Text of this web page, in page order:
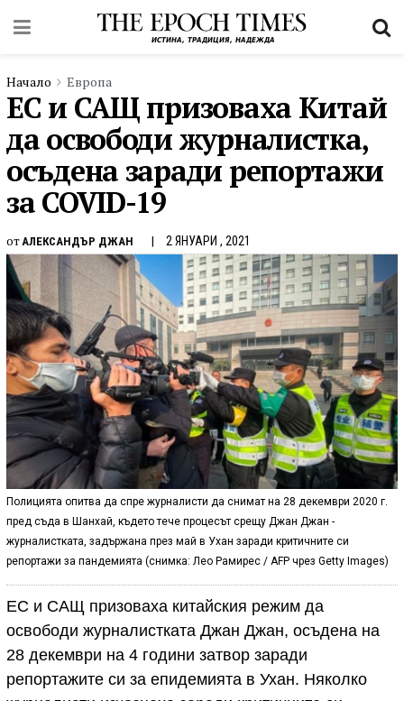
Начало Европа
ЕС и САЩ призоваха Китай
да освободи журналистка,
осъдена заради репортажи
за COVID-19
от АЛЕКСАНДЪР ДЖАН 2 ЯНУАРИ , 2021
Полицията опитва да спре журналисти да снимат на 28 декември 2020 г.
пред съда в Шанхай, където тече процесът срещу Джан Джан -
журналистката, задържана през май в Ухан заради критичните си
репортажи за пандемията (снимка: Лео Рамирес / AFP чрез Getty Images)
ЕС и САЩ призоваха китайския режим да
освободи журналистката Джан Джан, осъдена на
28 декември на 4 години затвор заради
репортажите си за епидемията в Ухан. Няколко